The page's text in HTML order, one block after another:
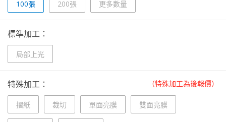
100張 200張 更多數量
標準加工：
局部上光
特殊加工： （特殊加工為後報價）
摺紙 裁切 單面亮膜 雙面亮膜